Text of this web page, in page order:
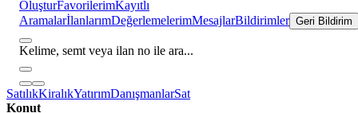
OluşturFavorilerimKayıtlı
AramalarİlanlarımDeğerlemelerimMesajlarBildirimler Geri Bildirim
Kelime, semt veya ilan no ile ara...
SatılıkKiralıkYatırımDanışmanlarSat
Konut